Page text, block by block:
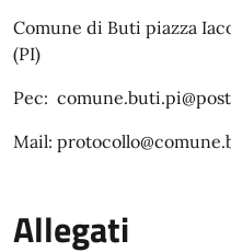
Comune di Buti piazza
(PI)
Pec:
Mail:
Allegati